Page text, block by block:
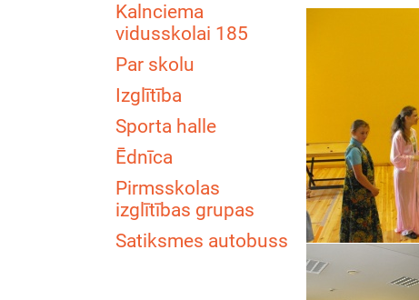
Kalnciema
vidusskolai 185
Par skolu
Izglītība
Sporta halle
Ēdnīca
Pirmsskolas
izglītības grupas
Satiksmes autobuss